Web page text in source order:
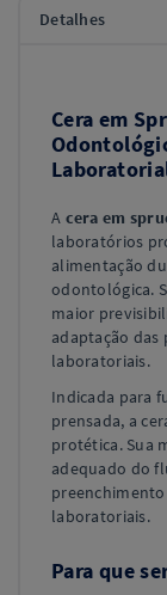
Detalhes
Cera em
A cera em
laboratórios
alimentação
odontológica.
maior
adaptação das
laboratoriais.
Indicada para
prensada, a
protética. Sua
adequado do
laboratoriais.
Para que